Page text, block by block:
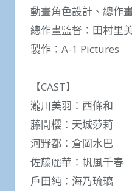
動畫角色設計、總作
總作畫監督：田村里
製作：A-1 Pictures
【CAST】
瀧川美羽：西條和
藤間櫻：天城莎莉
河野都：倉岡水巴
佐藤麗華：帆風千春
戶田純：海乃琉璃